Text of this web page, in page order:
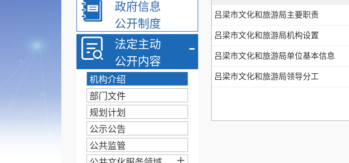
政府信息
公开制度
法定主动
公开内容
-
机构介绍
部门文件
规划计划
公示公告
公共监管
吕梁市文化和旅游局主要职责
吕梁市文化和旅游局机构设置
吕梁市文化和旅游局单位基本信息
吕梁市文化和旅游局领导分工